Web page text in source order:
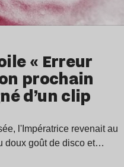
« Erreur
prochain
d’un clip
l'Impératrice revenait au
doux goût de disco et…